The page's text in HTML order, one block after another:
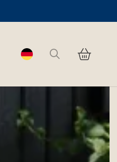
Change language
Suchen